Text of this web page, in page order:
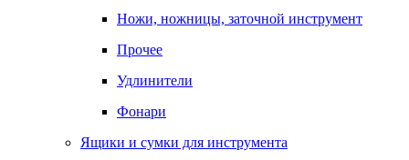
Ножи, ножницы, заточной инструмент
Прочее
Удлинители
Фонари
Ящики и сумки для инструмента